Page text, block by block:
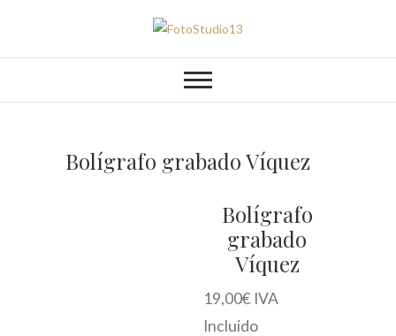
contenido
FotoStudio13
Bolígrafo grabado Víquez
Bolígrafo
grabado
Víquez
19,00€ IVA
Incluido